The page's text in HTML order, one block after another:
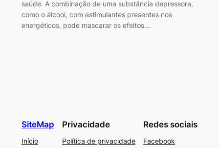
saúde. A combinação de uma substância depressora,
como o álcool, com estimulantes presentes nos
energéticos, pode mascarar os efeitos…
SiteMap
Início
Privacidade
Política de privacidade
Redes sociais
Facebook